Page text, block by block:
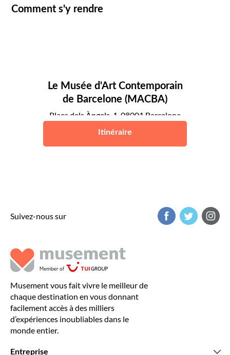
Comment s'y rendre
Le Musée d'Art Contemporain
de Barcelone (MACBA)
Plaça dels Àngels, 1, 08001 Barcelona
Barcelone
Itinéraire
Suivez-nous sur
Musement vous fait vivre le meilleur de
chaque destination en vous donnant
facilement accès à des milliers
d’expériences inoubliables dans le
monde entier.
Entreprise